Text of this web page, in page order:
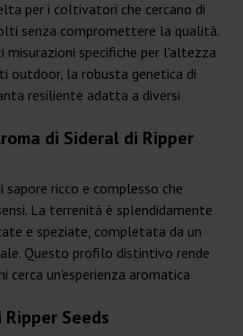
per i coltivatori che cercano di
senza compromettere la qualità.
misurazioni specifiche per l'altezza
outdoor, la robusta genetica di
resiliente adatta a diversi
di Sideral di Ripper
ricco e complesso che
La terrenità è splendidamente
e speziate, completata da un
Questo profilo distintivo rende
cerca un'esperienza aromatica
Seeds